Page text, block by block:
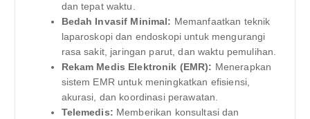
dan tepat waktu.
Bedah Invasif Minimal: Memanfaatkan teknik
laparoskopi dan endoskopi untuk mengurangi
rasa sakit, jaringan parut, dan waktu pemulihan.
Rekam Medis Elektronik (EMR): Menerapkan
sistem EMR untuk meningkatkan efisiensi,
akurasi, dan koordinasi perawatan.
Telemedis: Memberikan konsultasi dan